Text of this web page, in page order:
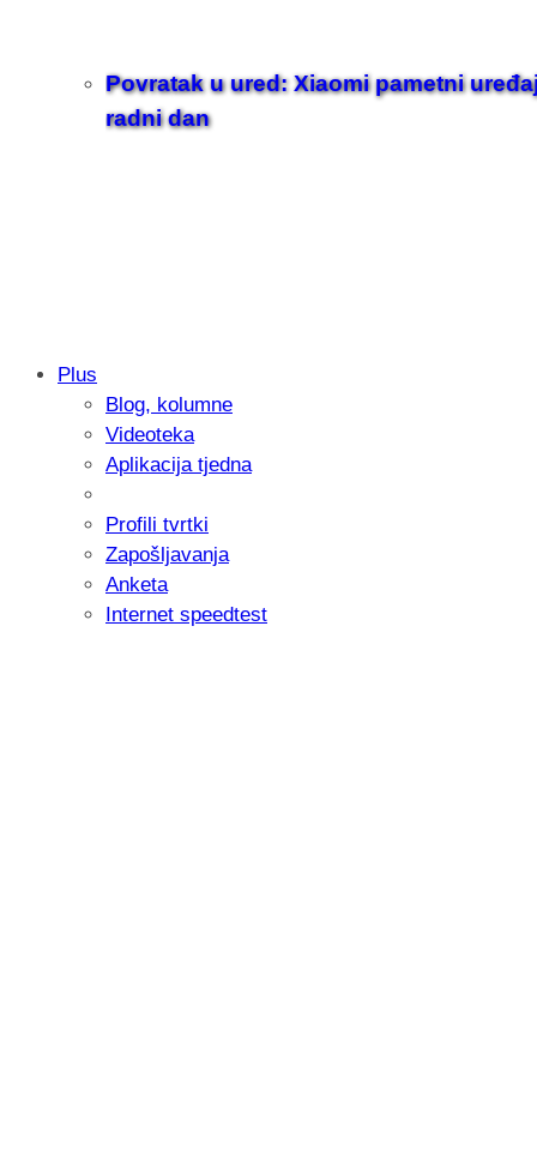
Povratak u ured: Xiaomi pametni
radni dan
Samsung otkrio kako je nastajala
donijelo tanje i izdržljivije preklopne
Plus
Blog, kolumne
Videoteka
Aplikacija tjedna
Profili tvrtki
Zapošljavanja
Anketa
Internet speedtest